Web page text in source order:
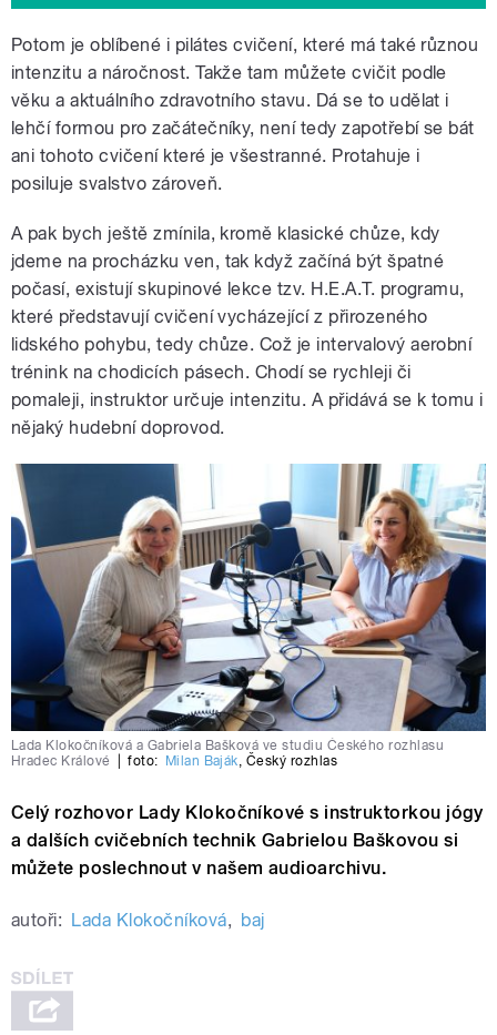
Potom je oblíbené i pilátes cvičení, které má také různou
intenzitu a náročnost. Takže tam můžete cvičit podle
věku a aktuálního zdravotního stavu. Dá se to udělat i
lehčí formou pro začátečníky, není tedy zapotřebí se bát
ani tohoto cvičení které je všestranné. Protahuje i
posiluje svalstvo zároveň.
A pak bych ještě zmínila, kromě klasické chůze, kdy
jdeme na procházku ven, tak když začíná být špatné
počasí, existují skupinové lekce tzv. H.E.A.T. programu,
které představují cvičení vycházející z přirozeného
lidského pohybu, tedy chůze. Což je intervalový aerobní
trénink na chodicích pásech. Chodí se rychleji či
pomaleji, instruktor určuje intenzitu. A přidává se k tomu i
nějaký hudební doprovod.
Lada Klokočníková a Gabriela Bašková ve studiu Českého rozhlasu
Hradec Králové
foto: Milan Baják, Český rozhlas
Celý rozhovor Lady Klokočníkové s instruktorkou jógy
a dalších cvičebních technik Gabrielou Baškovou si
můžete poslechnout v našem audioarchivu.
autoři: Lada Klokočníková, baj